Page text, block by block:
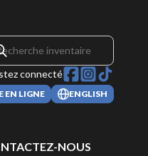
connecté
EN LIGNE ENGLISH
NOUS